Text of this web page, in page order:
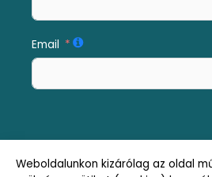
Email
Impresszum
Weboldalunkon kizárólag az oldal